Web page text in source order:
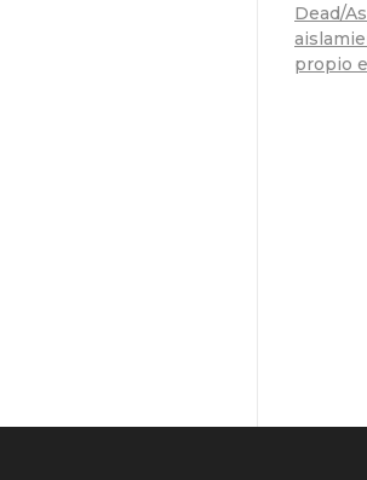
Dead/
propio